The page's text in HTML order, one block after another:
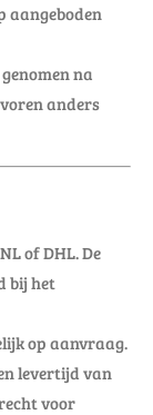
aangeboden
na
anders
of DHL. De
bij het
op aanvraag.
levertijd van
voor